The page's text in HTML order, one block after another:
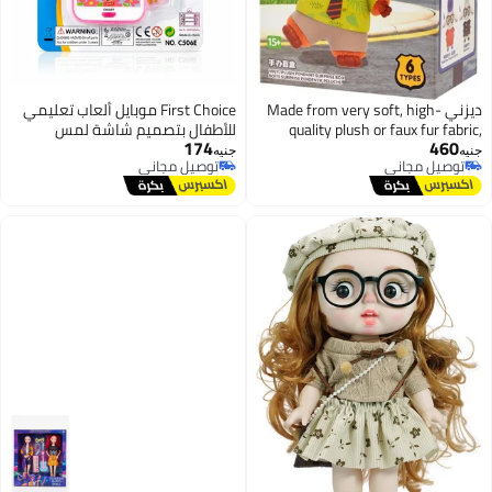
ديزني Made from very soft, high-
quality plush or faux fur fabric,
making it comfortable and safe to
hug.
جنيه460
توصيل مجاني
توصيل مجاني
First Choice موبايل ألعاب تعليمي
للأطفال بتصميم شاشة لمس
تفاعلية، أصوات موسيقية، وأغاني
كلاسيكية، ألعاب تنمية المهارات
جنيه174
توصيل مجاني
توصيل مجاني